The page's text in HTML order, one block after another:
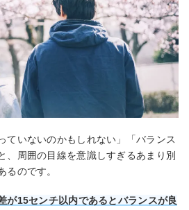
ていないのかもしれない」「バランス
周囲の目線を意識しすぎるあまり別
るのです。
が15センチ以内であるとバランスが良